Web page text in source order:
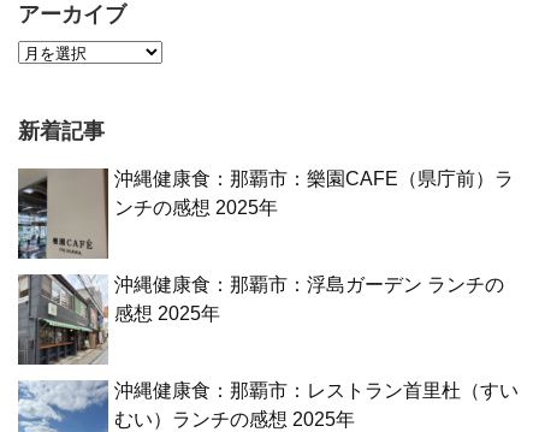
アーカイブ
新着記事
沖縄健康食：那覇市：樂園CAFE（県庁前）ラ
ンチの感想 2025年
沖縄健康食：那覇市：浮島ガーデン ランチの
感想 2025年
沖縄健康食：那覇市：レストラン首里杜（すい
むい）ランチの感想 2025年